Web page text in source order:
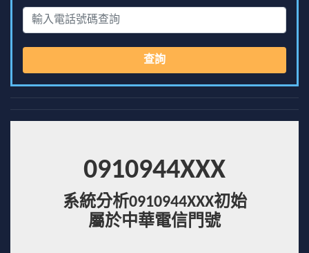
查詢
0910944XXX
系統分析0910944XXX初始
屬於中華電信門號